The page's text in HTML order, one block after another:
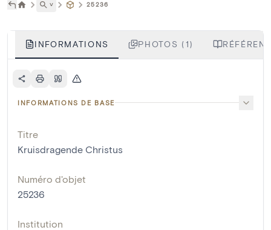
˅ 25236
INFORMATIONS PHOTOS (1)
INFORMATIONS DE BASE
Titre
Kruisdragende Christus
Numéro d'objet
25236
Institution